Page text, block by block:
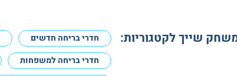
שייך לקטגוריות: חדרי בריחה חדשים
חדרי בריחה למשפחות